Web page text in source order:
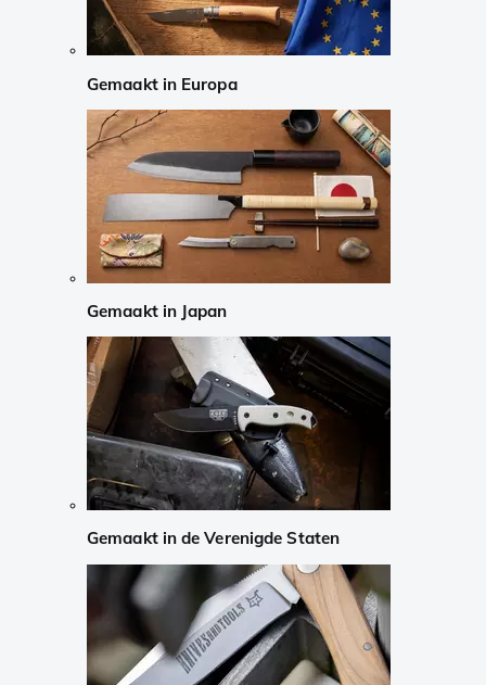
Gemaakt in Europa
Gemaakt in Japan
Gemaakt in de Verenigde Staten